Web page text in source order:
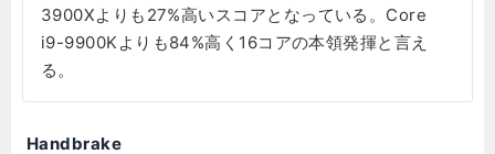
3900Xよりも27%高いスコアとなっている。Core
i9-9900Kよりも84%高く16コアの本領発揮と言え
る。
Handbrake